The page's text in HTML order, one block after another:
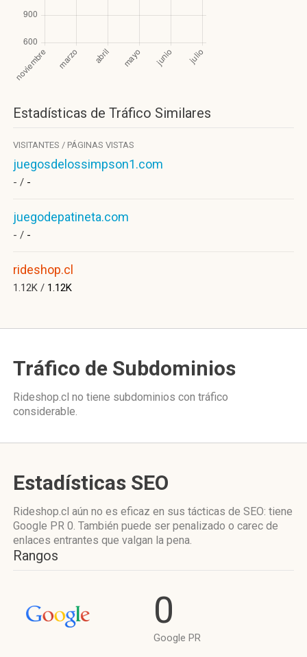
Estadísticas de Tráfico Similares
VISITANTES / PÁGINAS VISTAS
juegosdelossimpson1.com
- / -
juegodepatineta.com
- / -
rideshop.cl
1.12K / 1.12K
Tráfico de Subdominios
Rideshop.cl no tiene subdominios con tráfico
considerable.
Estadísticas SEO
Rideshop.cl aún no es eficaz en sus tácticas de SEO: tiene
Google PR 0. También puede ser penalizado o carec de
enlaces entrantes que valgan la pena.
Rangos
0
Google PR